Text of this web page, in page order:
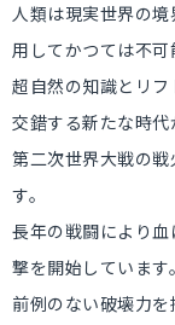
人類は現実世界の
用してかつては不
超自然の知識とリ
交錯する新たな時代
第二次世界大戦の
す。
長年の戦闘により
撃を開始しています。
前例のない破壊力